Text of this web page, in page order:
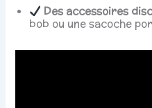
Des accessoires
bob ou une sacoche